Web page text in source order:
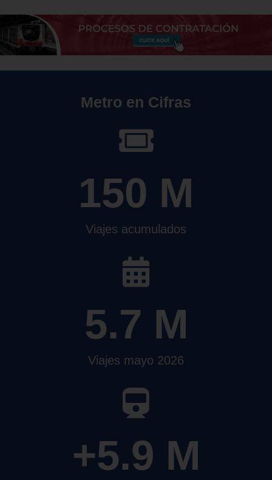
Metro en Cifras
150 M
Viajes acumulados
5.7 M
Viajes mayo 2026
+5.9 M